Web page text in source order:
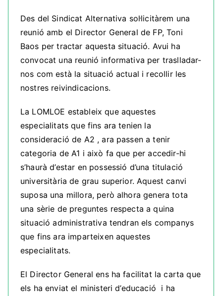
Des del Sindicat Alternativa sol·licitàrem una
reunió amb el Director General de FP, Toni
Baos per tractar aquesta situació. Avui ha
convocat una reunió informativa per traslladar-
nos com està la situació actual i recollir les
nostres reivindicacions.
La LOMLOE estableix que aquestes
especialitats que fins ara tenien la
consideració de A2 , ara passen a tenir
categoria de A1 i això fa que per accedir-hi
s’haurà d’estar en possessió d’una titulació
universitària de grau superior. Aquest canvi
suposa una millora, però alhora genera tota
una sèrie de preguntes respecta a quina
situació administrativa tendran els companys
que fins ara imparteixen aquestes
especialitats.
El Director General ens ha facilitat la carta que
els ha enviat el ministeri d’educació i ha